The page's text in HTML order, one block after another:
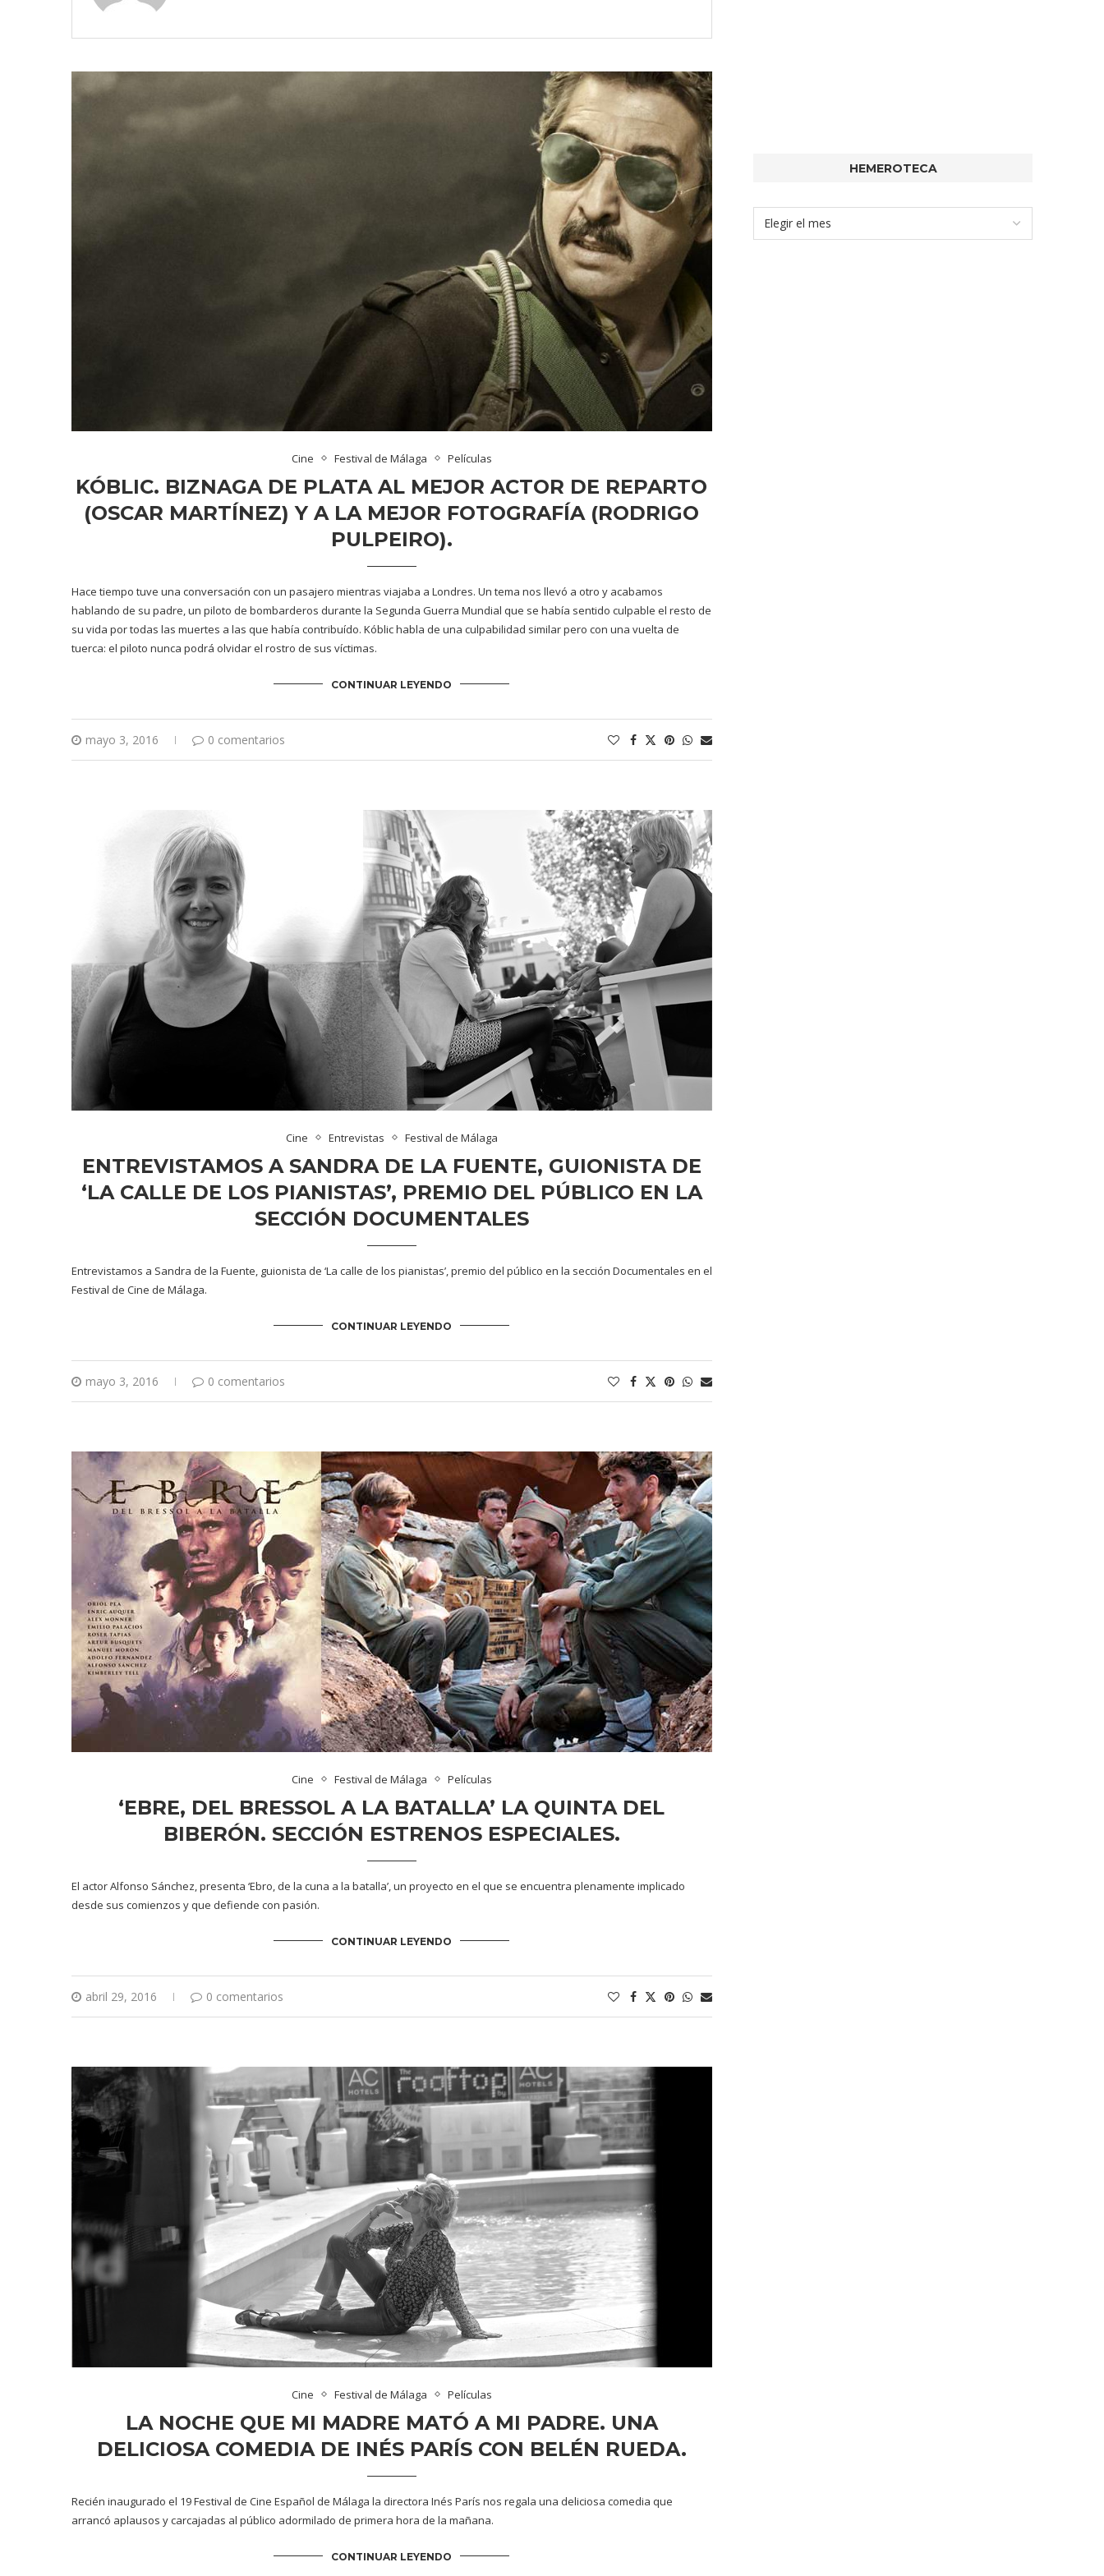
Cine Festival de Málaga Películas
KÓBLIC. BIZNAGA DE PLATA AL MEJOR ACTOR DE REPARTO
(OSCAR MARTÍNEZ) Y A LA MEJOR FOTOGRAFÍA (RODRIGO
PULPEIRO).
Hace tiempo tuve una conversación con un pasajero mientras viajaba a Londres. Un tema nos llevó a otro y acabamos
hablando de su padre, un piloto de bombarderos durante la Segunda Guerra Mundial que se había sentido culpable el resto de
su vida por todas las muertes a las que había contribuído. Kóblic habla de una culpabilidad similar pero con una vuelta de
tuerca: el piloto nunca podrá olvidar el rostro de sus víctimas.
CONTINUAR LEYENDO
mayo 3, 2016 0 comentarios
Cine Entrevistas Festival de Málaga
ENTREVISTAMOS A SANDRA DE LA FUENTE, GUIONISTA DE
‘LA CALLE DE LOS PIANISTAS’, PREMIO DEL PÚBLICO EN LA
SECCIÓN DOCUMENTALES
Entrevistamos a Sandra de la Fuente, guionista de ‘La calle de los pianistas’, premio del público en la sección Documentales en el
Festival de Cine de Málaga.
CONTINUAR LEYENDO
mayo 3, 2016 0 comentarios
Cine Festival de Málaga Películas
‘EBRE, DEL BRESSOL A LA BATALLA’ LA QUINTA DEL
BIBERÓN. SECCIÓN ESTRENOS ESPECIALES.
El actor Alfonso Sánchez, presenta ‘Ebro, de la cuna a la batalla’, un proyecto en el que se encuentra plenamente implicado
desde sus comienzos y que defiende con pasión.
CONTINUAR LEYENDO
abril 29, 2016 0 comentarios
Cine Festival de Málaga Películas
LA NOCHE QUE MI MADRE MATÓ A MI PADRE. UNA
DELICIOSA COMEDIA DE INÉS PARÍS CON BELÉN RUEDA.
Recién inaugurado el 19 Festival de Cine Español de Málaga la directora Inés París nos regala una deliciosa comedia que
arrancó aplausos y carcajadas al público adormilado de primera hora de la mañana.
CONTINUAR LEYENDO
HEMEROTECA